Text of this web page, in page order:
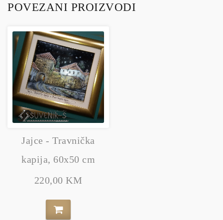
POVEZANI PROIZVODI
Jajce - Travnička
kapija, 60x50 cm
220,00 KM